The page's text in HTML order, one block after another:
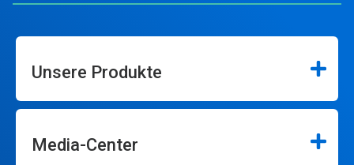
Unsere Produkte
Media-Center